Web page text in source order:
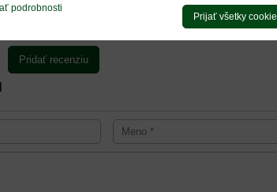
Pridať recenziu
podrobnosti
Prijať všetky